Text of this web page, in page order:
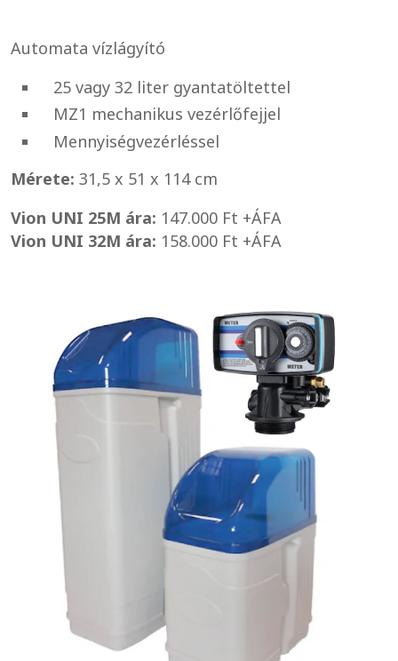
Automata vízlágyító
25 vagy 32 liter gyantatöltettel
MZ1 mechanikus vezérlőfejjel
Mennyiségvezérléssel
Mérete: 31,5 x 51 x 114 cm
Vion UNI 25M ára: 147.000 Ft +ÁFA
Vion UNI 32M ára: 158.000 Ft +ÁFA